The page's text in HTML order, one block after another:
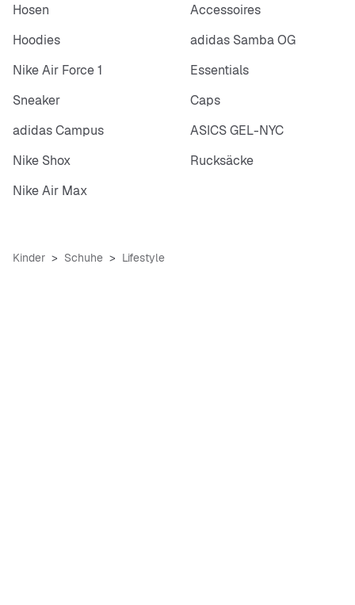
Hosen
Accessoires
Hoodies
adidas Samba OG
Nike Air Force 1
Essentials
Sneaker
Caps
adidas Campus
ASICS GEL-NYC
Nike Shox
Rucksäcke
Nike Air Max
Kinder Schuhe Lifestyle